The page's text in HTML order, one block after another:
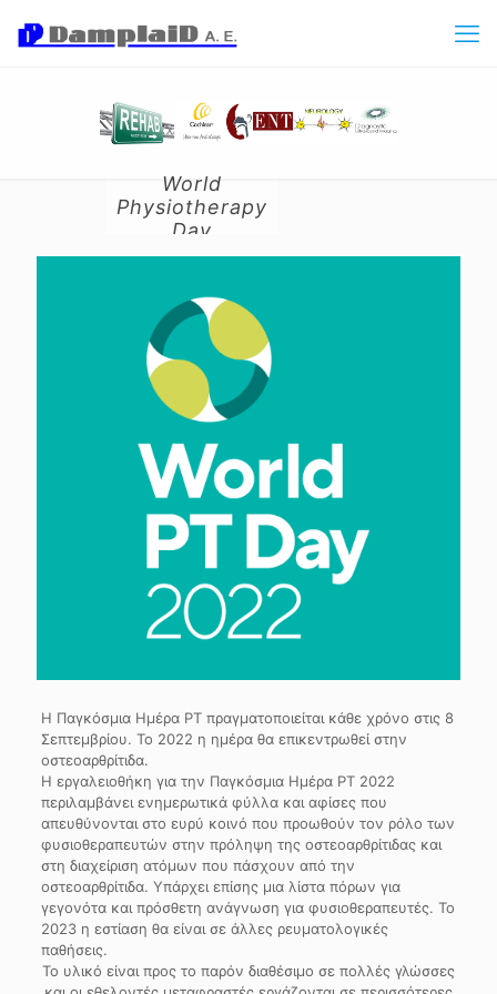
World
Physiotherapy
Day
Η Παγκόσμια Ημέρα PT πραγματοποιείται κάθε χρόνο στις 8
Σεπτεμβρίου. Το 2022 η ημέρα θα επικεντρωθεί στην
οστεοαρθρίτιδα.
Η εργαλειοθήκη για την Παγκόσμια Ημέρα PT 2022
περιλαμβάνει ενημερωτικά φύλλα και αφίσες που
απευθύνονται στο ευρύ κοινό που προωθούν τον ρόλο των
φυσιοθεραπευτών στην πρόληψη της οστεοαρθρίτιδας και
στη διαχείριση ατόμων που πάσχουν από την
οστεοαρθρίτιδα. Υπάρχει επίσης μια λίστα πόρων για
γεγονότα και πρόσθετη ανάγνωση για φυσιοθεραπευτές. Το
2023 η εστίαση θα είναι σε άλλες ρευματολογικές
παθήσεις.
Το υλικό είναι προς το παρόν διαθέσιμο σε πολλές γλώσσες